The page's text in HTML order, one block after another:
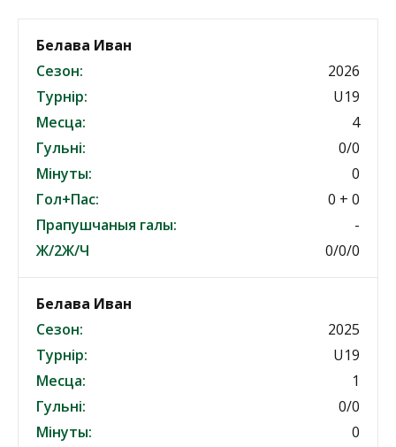
Белава Иван
Сезон:
2026
Турнір:
U19
Месца:
4
Гульні:
0/0
Мінуты:
0
Гол+Пас:
0 + 0
Прапушчаныя галы:
-
Ж/2Ж/Ч
0/0/0
Белава Иван
Сезон:
2025
Турнір:
U19
Месца:
1
Гульні:
0/0
Мінуты:
0